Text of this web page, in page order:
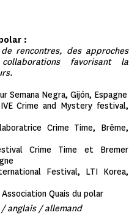
:
rencontres, des approches
favorisant la
Semana Negra, Gijón, Espagne
Crime and Mystery festival,
Crime Time, Brême,
Crime Time et Bremer
Festival, LTI Korea,
Quais du polar
anglais / allemand